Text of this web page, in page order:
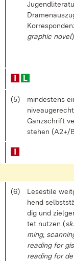
gra­phic no­vel)
(5)
min­des­tens
Ganz­schrift
ste­hen (A2+/
(6)
Le­se­sti­le
hend
dig und
tet nut­zen (
ming,
rea­ding for
rea­ding for